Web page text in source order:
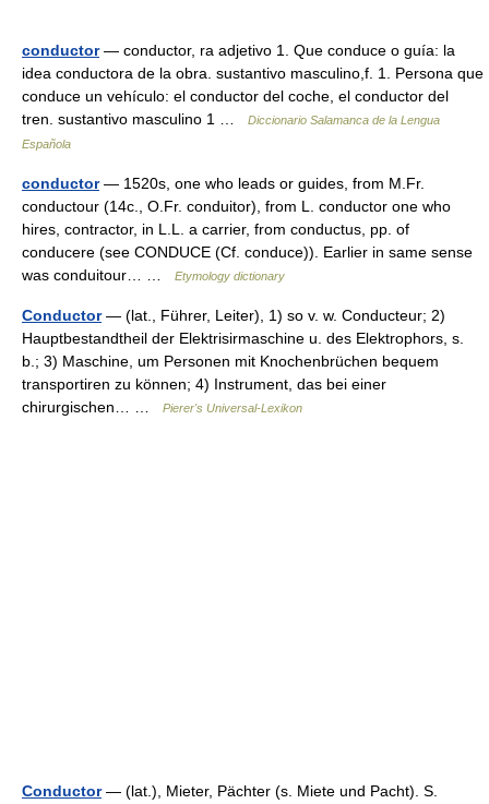
conductor— conductor, ra adjetivo 1. Que conduce o guía: la
idea conductora de la obra. sustantivo masculino,f. 1. Persona que
conduce un vehículo: el conductor del coche, el conductor del
tren. sustantivo masculino 1 …
Diccionario Salamanca de la Lengua
Española
conductor— 1520s, one who leads or guides, from M.Fr.
conductour (14c., O.Fr. conduitor), from L. conductor one who
hires, contractor, in L.L. a carrier, from conductus, pp. of
conducere (see CONDUCE (Cf. conduce)). Earlier in same sense
was conduitour… …
Etymology dictionary
Conductor— (lat., Führer, Leiter), 1) so v. w. Conducteur; 2)
Hauptbestandtheil der Elektrisirmaschine u. des Elektrophors, s.
b.; 3) Maschine, um Personen mit Knochenbrüchen bequem
transportiren zu können; 4) Instrument, das bei einer
chirurgischen… …
Pierer's Universal-Lexikon
Conductor— (lat.), Mieter, Pächter (s. Miete und Pacht). S.